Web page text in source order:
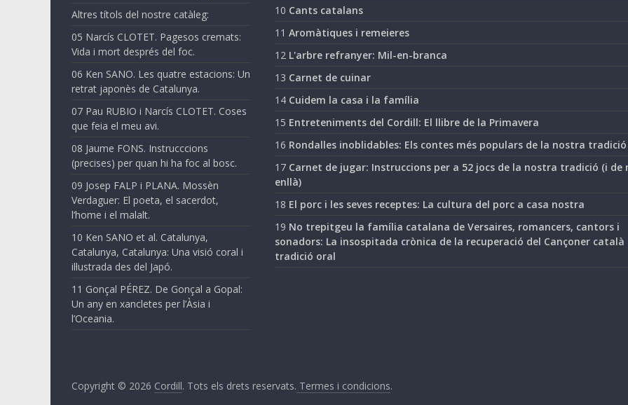
Altres títols del nostre catàleg:
05 Narcís CLOTET. Pagesos cremats:
Vida i mort després del foc.
06 Ken SANO. Les quatre estacions: Un
retrat japonès de Catalunya.
07 Pau RUBIO i Narcís CLOTET. Coses
que feia el meu avi.
08 Jaume FONS. Instrucccions
(precises) per quan hi ha foc al bosc.
09 Josep FALP i PLANA. Mossèn
Verdaguer: El poeta, el sacerdot,
l’home i el malalt.
10 Ken SANO et al. Catalunya,
Catalunya, Catalunya: Una visió coral i
il·lustrada des del Japó.
11 Gonçal PÉREZ. De Gonçal a Gopal:
Un any en xancletes per l’Àsia i
l’Oceania.
10 Cants catalans
11 Aromàtiques i remeieres
12 L'arbre refranyer: Mil-en-branca
13 Carnet de cuinar
14 Cuidem la casa i la família
15 Entreteniments del Cordill: El llibre de la Primavera
16 Rondalles inoblidables: Els contes més populars de la nostra tradició
17 Carnet de jugar: Instruccions per a 52 jocs de la nostra tradició (i de
enllà)
18 El porc i les seves receptes: La cultura del porc a casa nostra
19 No trepitgeu la família catalana de Versaires, romancers, cantors i
sonadors: La insospitada crònica de la recuperació del Cançoner català
tradició oral
Copyright © 2026 Cordill. Tots els drets reservats. Termes i condicions.